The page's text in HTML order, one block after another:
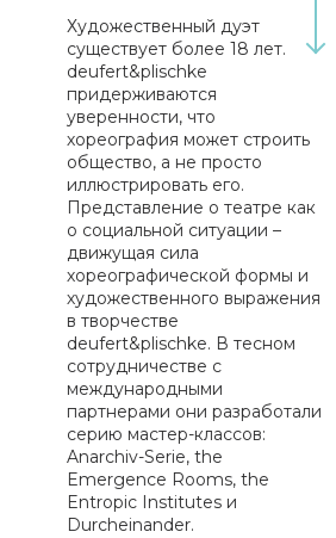
Художественный дуэт
существует более 18 лет.
deufert&plischke
придерживаются
уверенности, что
хореография может строить
общество, а не просто
иллюстрировать его.
Представление о театре как
о социальной ситуации –
движущая сила
хореографической формы и
художественного выражения
в творчестве
deufert&plischke. В тесном
сотрудничестве с
международными
партнерами они разработали
серию мастер-классов:
Anarchiv-Serie, the
Emergence Rooms, the
Entropic Institutes и
Durcheinander.